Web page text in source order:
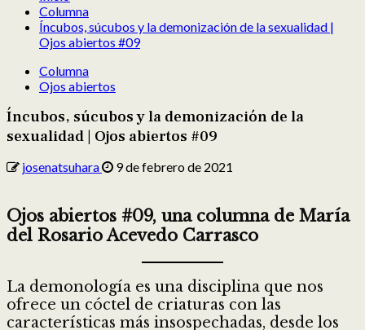
Columna
Íncubos, súcubos y la demonización de la sexualidad |
Ojos abiertos #09
Columna
Ojos abiertos
Íncubos, súcubos y la demonización de la
sexualidad | Ojos abiertos #09
josenatsuhara 9 de febrero de 2021
Ojos abiertos #09, una columna de María
del Rosario Acevedo Carrasco
La demonología es una disciplina que nos
ofrece un cóctel de criaturas con las
características más insospechadas, desde los